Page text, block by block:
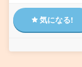
気になる!